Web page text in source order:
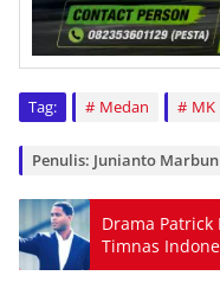
Tag: Medan MK
Penulis: Junianto Marbun
Drama
Timnas
Netizen!